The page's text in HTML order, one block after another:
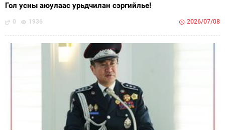
Гол усны аюулаас урьдчилан сэргийлье!
0 1936 2026/07/08